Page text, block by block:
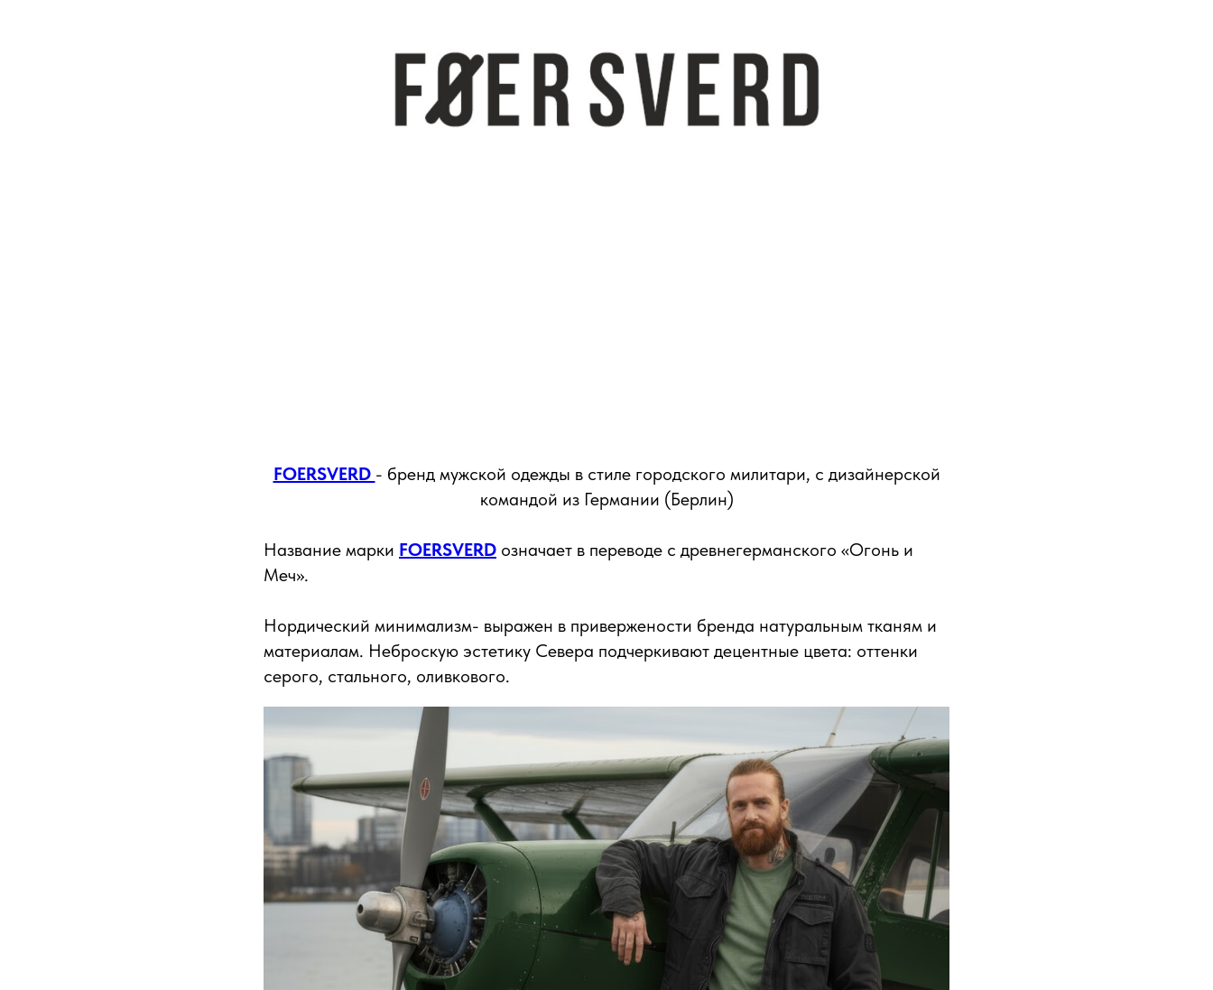
FOERSVERD - бренд мужской одежды в стиле городского милитари, с дизайнерской
командой из Германии (Берлин)
Название марки FOERSVERD означает в переводе с древнегерманского «Огонь и
Меч».
Нордический минимализм- выражен в привержености бренда натуральным тканям и
материалам. Неброскую эстетику Севера подчеркивают децентные цвета: оттенки
серого, стального, оливкового.